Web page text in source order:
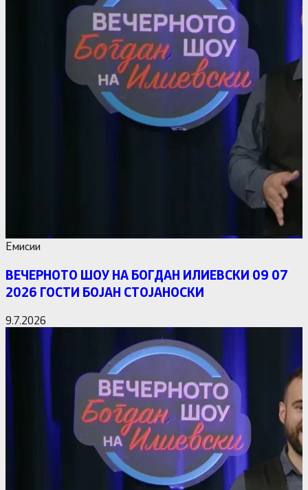
Емисии
ВЕЧЕРНОТО ШОУ НА БОГДАН ИЛИЕВСКИ 09 07
2026 ГОСТИ БОЈАН СТОЈАНОСКИ
9.7.2026